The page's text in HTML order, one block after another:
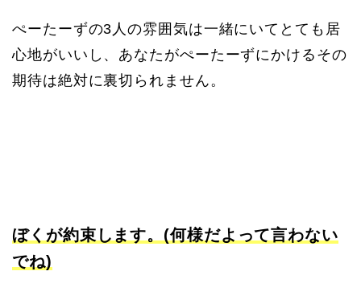
ぺーたーずの3人の雰囲気は一緒にいてとても居
心地がいいし、あなたがぺーたーずにかけるその
期待は絶対に裏切られません。
ぼくが約束します。(何様だよって言わない
でね)